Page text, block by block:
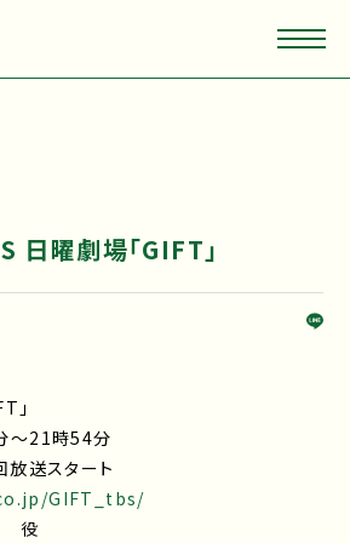
日曜劇場「GIFT」
」
～21時54分
送スタート
GIFT_tbs/
役